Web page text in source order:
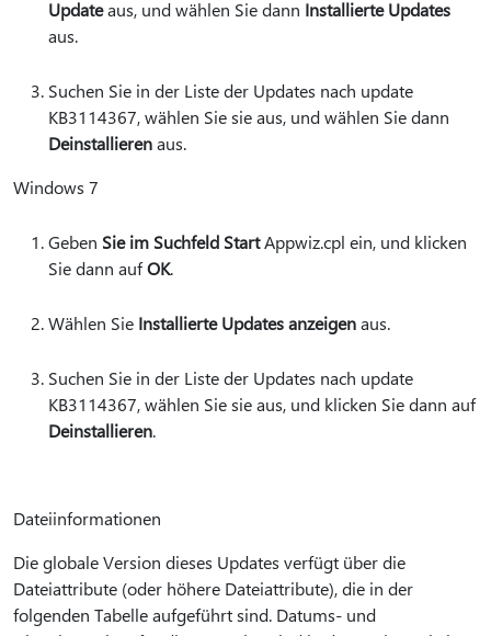
Updateaus, und wählen Sie dann Installierte Updates
aus.
Suchen Sie in der Liste der Updates nach update
KB3114367, wählen Sie sie aus, und wählen Sie dann
Deinstallierenaus.
Windows 7
Geben Sie im Suchfeld StartAppwiz.cpl ein, und klicken
Sie dann aufOK.
Wählen Sie Installierte Updates anzeigenaus.
Suchen Sie in der Liste der Updates nach update
KB3114367, wählen Sie sie aus, und klicken Sie dann auf
Deinstallieren.
Dateiinformationen
Die globale Version dieses Updates verfügt über die
Dateiattribute (oder höhere Dateiattribute), die in der
folgenden Tabelle aufgeführt sind. Datums- und